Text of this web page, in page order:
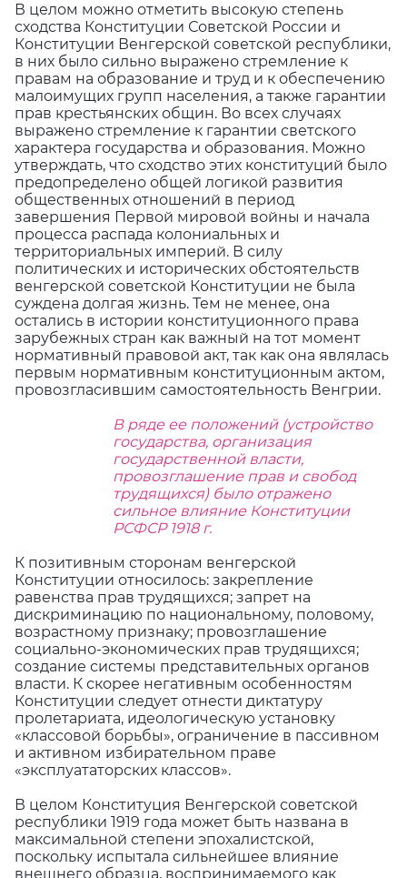
В целом можно отметить высокую степень
сходства Конституции Советской России и
Конституции Венгерской советской республики,
в них было сильно выражено стремление к
правам на образование и труд и к обеспечению
малоимущих групп населения, а также гарантии
прав крестьянских общин. Во всех случаях
выражено стремление к гарантии светского
характера государства и образования. Можно
утверждать, что сходство этих конституций было
предопределено общей логикой развития
общественных отношений в период
завершения Первой мировой войны и начала
процесса распада колониальных и
территориальных империй. В силу
политических и исторических обстоятельств
венгерской советской Конституции не была
суждена долгая жизнь. Тем не менее, она
остались в истории конституционного права
зарубежных стран как важный на тот момент
нормативный правовой акт, так как она являлась
первым нормативным конституционным актом,
провозгласившим самостоятельность Венгрии.
В ряде ее положений (устройство
государства, организация
государственной власти,
провозглашение прав и свобод
трудящихся) было отражено
сильное влияние Конституции
РСФСР 1918 г.
К позитивным сторонам венгерской
Конституции относилось: закрепление
равенства прав трудящихся; запрет на
дискриминацию по национальному, половому,
возрастному признаку; провозглашение
социально-экономических прав трудящихся;
создание системы представительных органов
власти. К скорее негативным особенностям
Конституции следует отнести диктатуру
пролетариата, идеологическую установку
«классовой борьбы», ограничение в пассивном
и активном избирательном праве
«эксплуататорских классов».
В целом Конституция Венгерской советской
республики 1919 года может быть названа в
максимальной степени эпохалистской,
поскольку испытала сильнейшее влияние
внешнего образца, воспринимаемого как